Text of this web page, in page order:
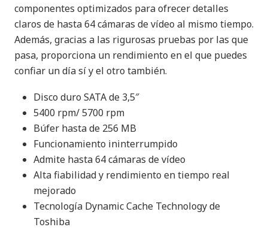
componentes optimizados para ofrecer detalles
claros de hasta 64 cámaras de vídeo al mismo tiempo.
Además, gracias a las rigurosas pruebas por las que
pasa, proporciona un rendimiento en el que puedes
confiar un día sí y el otro también.
Disco duro SATA de 3,5″
5400 rpm/ 5700 rpm
Búfer hasta de 256 MB
Funcionamiento ininterrumpido
Admite hasta 64 cámaras de vídeo
Alta fiabilidad y rendimiento en tiempo real
mejorado
Tecnología Dynamic Cache Technology de
Toshiba